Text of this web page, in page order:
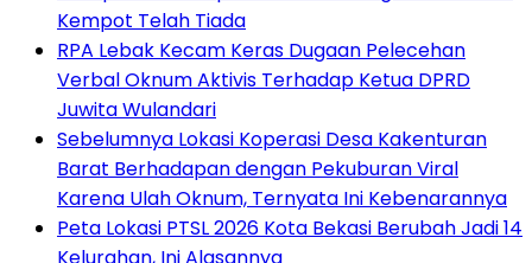
Kempot Telah Tiada
RPA Lebak Kecam Keras Dugaan Pelecehan
Verbal Oknum Aktivis Terhadap Ketua DPRD
Juwita Wulandari
Sebelumnya Lokasi Koperasi Desa Kakenturan
Barat Berhadapan dengan Pekuburan Viral
Karena Ulah Oknum, Ternyata Ini Kebenarannya
Peta Lokasi PTSL 2026 Kota Bekasi Berubah Jadi 14
Kelurahan, Ini Alasannya